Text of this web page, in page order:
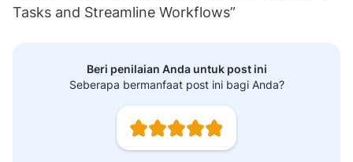
Tasks and Streamline Workflows”
Beri penilaian Anda untuk post ini
Seberapa bermanfaat post ini bagi Anda?